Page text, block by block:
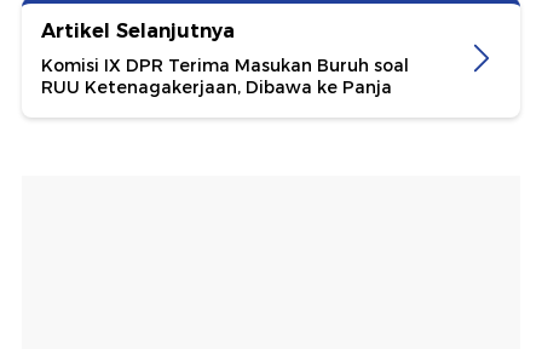
Artikel Selanjutnya
Komisi IX DPR Terima Masukan Buruh soal
RUU Ketenagakerjaan, Dibawa ke Panja